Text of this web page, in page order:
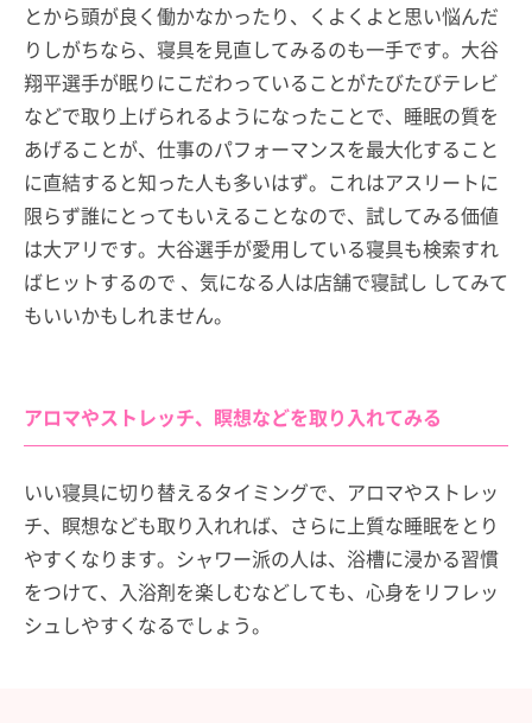
とから頭が良く働かなかったり、くよくよと思い悩んだ
りしがちなら、寝具を見直してみるのも一手です。大谷
翔平選手が眠りにこだわっていることがたびたびテレビ
などで取り上げられるようになったことで、睡眠の質を
あげることが、仕事のパフォーマンスを最大化すること
に直結すると知った人も多いはず。これはアスリートに
限らず誰にとってもいえることなので、試してみる価値
は大アリです。大谷選手が愛用している寝具も検索すれ
ばヒットするので 、気になる人は店舗で寝試し してみて
もいいかもしれません。
アロマやストレッチ、瞑想などを取り入れてみる
いい寝具に切り替えるタイミングで、アロマやストレッ
チ、瞑想なども取り入れれば、さらに上質な睡眠をとり
やすくなります。シャワー派の人は、浴槽に浸かる習慣
をつけて、入浴剤を楽しむなどしても、心身をリフレッ
シュしやすくなるでしょう。